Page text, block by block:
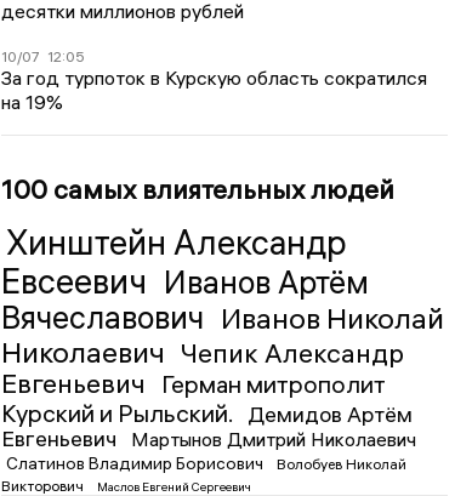
десятки миллионов рублей
10/07 12:05
За год турпоток в Курскую область сократился
на 19%
100 самых влиятельных людей
Хинштейн Александр
Евсеевич Иванов Артём
Вячеславович Иванов Николай
Николаевич Чепик Александр
Евгеньевич
Герман митрополит
Курский и Рыльский.
Демидов Артём
Евгеньевич
Мартынов Дмитрий Николаевич
Слатинов Владимир Борисович
Волобуев Николай
Викторович
Маслов Евгений Сергеевич